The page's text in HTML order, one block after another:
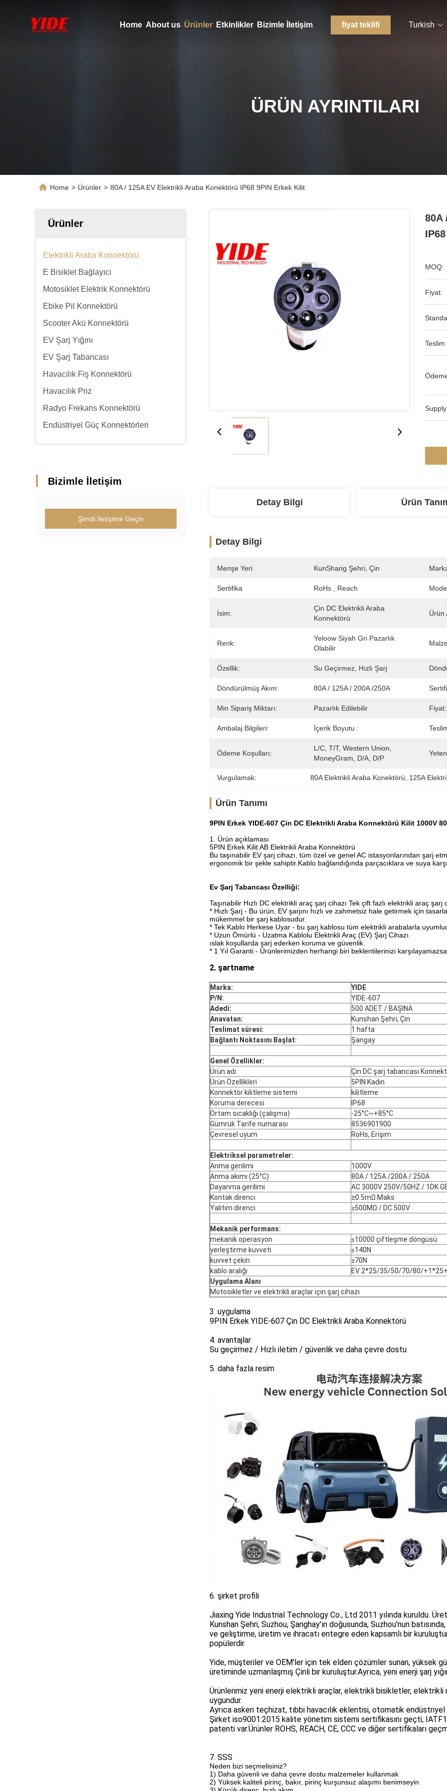
Home About us Ürünler Etkinlikler Bizimle İletişim fiyat teklifi Turkish
ÜRÜN AYRINTILARI
Home > Ürünler > 80A / 125A EV Elektrikli Araba Konektörü IP68 9PIN Erkek Kilit
Ürünler
Elektrikli Araba Konnektörü
E Bisiklet Bağlayıcı
Motosiklet Elektrik Konnektörü
Ebike Pil Konnektörü
Scooter Akü Konnektörü
EV Şarj Yığını
EV Şarj Tabancası
Havacılık Fiş Konnektörü
Havacılık Priz
Radyo Frekans Konnektörü
Endüstriyel Güç Konnektörleri
Bizimle İletişim
Şimdi İletişime Geçin
80A
MOQ:
Fiyat:
Teslim
Detay Bilgi Ürün
Detay Bilgi
Menşe Yeri KunShang Şehri, Çin
Sertifika RoHs , Reach
İsim:
Çin DC Elektrikli Araba
Konnektörü
Ürün
Renk:
Yeloow Siyah Gri Pazarlık
Olabilir
Özellik: Su Geçirmez, Hızlı Şarj
Döndürülmüş Akım: 80A / 125A / 200A /250A
Min Sipariş Miktarı: Pazarlık Edilebilir Fiyat:
Ambalaj Bilgileri: İçerik Boyutu :
Ödeme Koşulları:
L/C, T/T, Western Union,
MoneyGram, D/A, D/P
Vurgulamak: 80A Elektrikli Araba Konektörü 125A
Ürün Tanımı
9PIN Erkek YIDE-607 Çin DC Elektrikli Araba Konnektörü Kilit 1000V
1. Ürün açıklaması
5PIN Erkek Kilit AB Elektrikli Araba Konnektörü
Bu taşınabilir EV şarj cihazı, tüm özel ve genel AC istasyonlarından şarj
ergonomik bir şekle sahiptir.Kablo bağlandığında parçacıklara ve suya
Ev Şarj Tabancası Özelliği:
Taşınabilir Hızlı DC elektrikli araç şarj cihazı Tek çift fazlı elektrikli araç şarj
* Hızlı Şarj - Bu ürün, EV şarjını hızlı ve zahmetsiz hale getirmek için
mükemmel bir şarj kablosudur.
* Tek Kablo Herkese Uyar - bu şarj kablosu tüm elektrikli arabalarla
* Uzun Ömürlü - Uzatma Kablolu Elektrikli Araç (EV) Şarj Cihazı.
ıslak koşullarda şarj ederken koruma ve güvenlik.
* 1 Yıl Garanti - Ürünlerimizden herhangi biri beklentilerinizi
2. şartname
Marka:
YIDE
P/N:
YIDE-607
Adedi:
500 ADET / BAŞINA
Anavatan:
Kunshan Şehri, Çin
Teslimat süresi:
1 hafta
Bağlantı Noktasını Başlat:
Şangay
Genel Özellikler:
Ürün adı
Çin DC şarj tabancası
Ürün Özellikleri
5PIN Kadın
Konnektör kilitleme sistemi
kilitleme
Koruma derecesi
IP68
Ortam sıcaklığı (çalışma)
-25°C~+85°C
Gümrük Tarife numarası
8536901900
Çevresel uyum
RoHs, Erişim
Elektriksel parametreler:
Anma gerilimi
1000V
Anma akımı (25°C)
80A / 125A /200A / 250A
Dayanma gerilimi
AC 3000V 250V/50HZ / 1DK
Kontak direnci
≥0.5mΩ Maks
Yalıtım direnci
≥500MΩ / DC 500V
Mekanik performans:
mekanik operasyon
≤10000 çiftleşme döngüsü
yerleştirme kuvveti
≤140N
kuvvet çekin
≥70N
kablo aralığı
EV 2*25/35/50/70/80/
Uygulama Alanı
Motosikletler ve elektrikli araçlar için şarj cihazı
3. uygulama
9PIN Erkek YIDE-607 Çin DC Elektrikli Araba Konnektörü
4. avantajlar
Su geçirmez / Hızlı iletim / güvenlik ve daha çevre dostu
5. daha fazla resim
6. şirket profili
Jiaxing Yide Industrial Technology Co., Ltd 2011 yılında kuruldu.
Kunshan Şehri, Suzhou, Şanghay'ın doğusunda, Suzhou'nun
ve geliştirme, üretim ve ihracatı entegre eden kapsamlı bir
popülerdir.
Yide, müşteriler ve OEM'ler için tek elden çözümler sunan, yüksek
üretiminde uzmanlaşmış Çinli bir kuruluştur.Ayrıca, yeni enerji şarj
Ürünlerimiz yeni enerji elektrikli araçlar, elektrikli bisikletler,
uygundur.
Ayrıca askeri teçhizat, tıbbi havacılık eklentisi, otomatik endüstriyel
Şirket iso9001:2015 kalite yönetim sistemi sertifikasını geçti,
patenti var.Ürünler ROHS, REACH, CE, CCC ve diğer sertifikaları
7. SSS
Neden bizi seçmelisiniz?
1) Daha güvenli ve daha çevre dostu malzemeler kullanmak
2) Yüksek kaliteli pirinç, bakır, pirinç kurşunsuz alaşımı benimseyin